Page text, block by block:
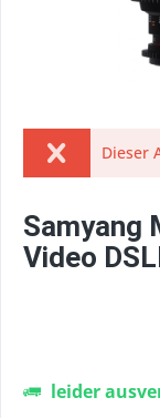
Dieser
Samyang
Video
leider